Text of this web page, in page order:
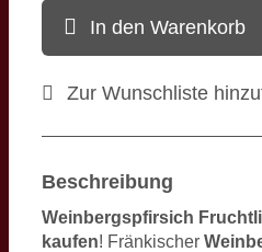
In den Warenkorb
Zur Wunschliste
Beschreibung
Weinbergspfirsich
kaufen! Fränkischer